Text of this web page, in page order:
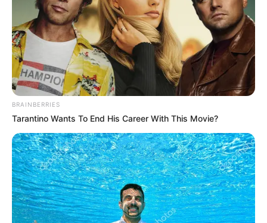
BRAINBERRIES
Tarantino Wants To End His Career With This Movie?